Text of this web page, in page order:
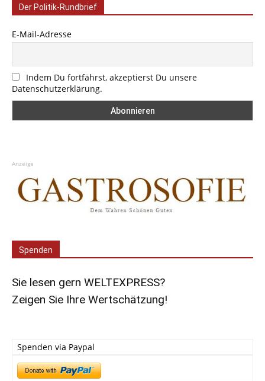
Der Politik-Rundbrief
E-Mail-Adresse
Indem Du fortfährst, akzeptierst Du unsere
Datenschutzerklärung.
Anzeige
Spenden
Sie lesen gern WELTEXPRESS?
Zeigen Sie Ihre Wertschätzung!
Spenden via Paypal